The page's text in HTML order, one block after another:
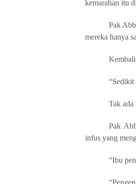
kemarahan itu
Pak
mereka hanya
“Sedikit
Tak ada
Pak
infus yang
“Ibu